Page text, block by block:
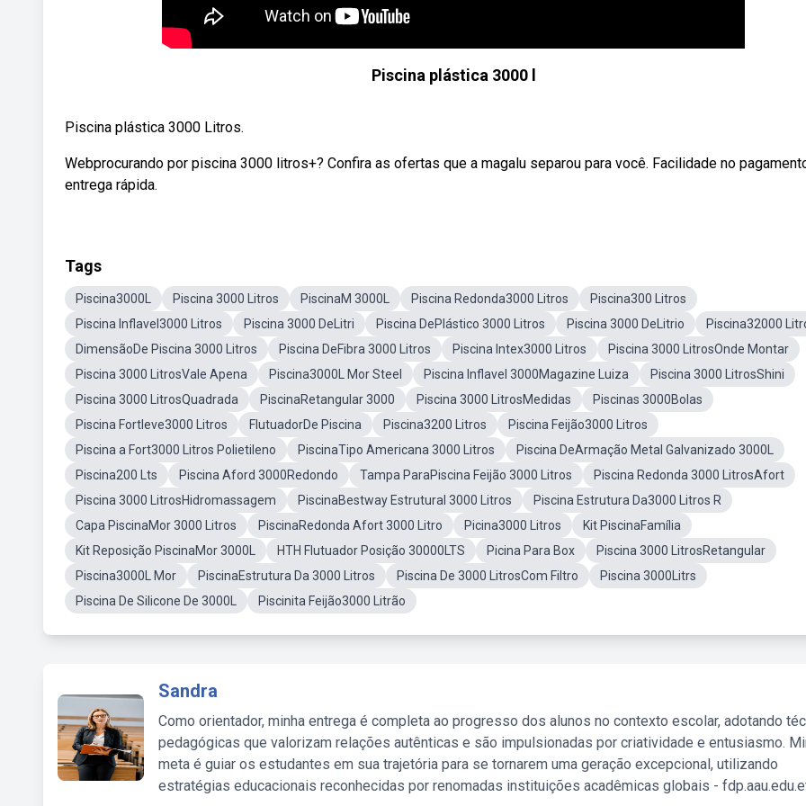
Piscina plástica 3000 l
Piscina plástica 3000 Litros.
Webprocurando por piscina 3000 litros+? Confira as ofertas que a magalu separou para você. Facilidade no
entrega rápida.
Tags
Piscina3000L Piscina 3000 Litros PiscinaM 3000L Piscina Redonda3000 Litros
Piscina300 Litros
Piscina Inflavel3000 Litros
Piscina 3000 DeLitri Piscina DePlástico 3000 Litros Piscina 3000 DeLitrio
Piscina32000
DimensãoDe Piscina 3000 Litros
Piscina DeFibra 3000 Litros Piscina Intex3000 Litros
Piscina 3000 LitrosOnde Montar
Piscina 3000 LitrosVale Apena
Piscina3000L Mor Steel Piscina Inflavel 3000Magazine Luiza
Piscina 3000 LitrosShini
Piscina 3000 LitrosQuadrada
PiscinaRetangular 3000 Piscina 3000 LitrosMedidas
Piscinas 3000Bolas
Piscina Fortleve3000 Litros
FlutuadorDe Piscina Piscina3200 Litros
Piscina Feijão3000 Litros
Piscina a Fort3000 Litros Polietileno
PiscinaTipo Americana 3000 Litros
Piscina DeArmação Metal Galvanizado 3000L
Piscina200 Lts
Piscina Aford 3000Redondo Tampa ParaPiscina Feijão 3000 Litros
Piscina Redonda 3000 LitrosAfort
Piscina 3000 LitrosHidromassagem
PiscinaBestway Estrutural 3000 Litros
Piscina Estrutura Da3000 Litros R
Capa PiscinaMor 3000 Litros
PiscinaRedonda Afort 3000 Litro Picina3000 Litros
Kit PiscinaFamília
Kit Reposição PiscinaMor 3000L
HTH Flutuador Posição 30000LTS Picina Para Box
Piscina 3000 LitrosRetangular
Piscina3000L Mor
PiscinaEstrutura Da 3000 Litros Piscina De 3000 LitrosCom Filtro
Piscina 3000Litrs
Piscina De Silicone De 3000L
Piscinita Feijão3000 Litrão
Sandra
Como orientador, minha entrega é completa ao progresso dos alunos no contexto escolar, adotando
pedagógicas que valorizam relações autênticas e são impulsionadas por criatividade e entusiasmo.
meta é guiar os estudantes em sua trajetória para se tornarem uma geração excepcional, utilizando
estratégias educacionais reconhecidas por renomadas instituições acadêmicas globais -